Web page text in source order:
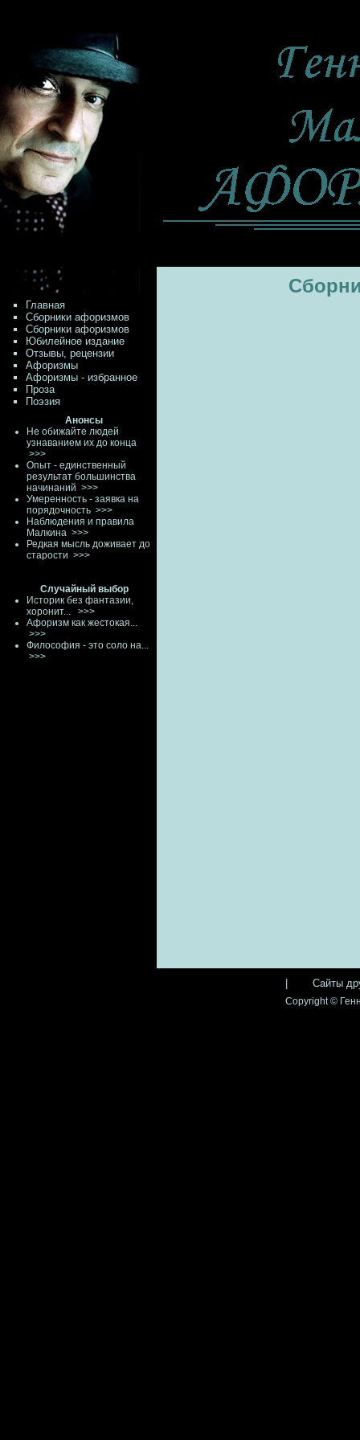
Главная
Сборники афоризмов
Сборники афоризмов
Юбилейное издание
Отзывы, рецензии
Афоризмы
Афоризмы - избранное
Проза
Поэзия
Анонсы
Не обижайте людей
узнаванием их до конца
>>>
Опыт - единственный
результат большинства
начинаний >>>
Умеренность - заявка на
порядочность >>>
Наблюдения и правила
Малкина >>>
Редкая мысль доживает до
старости >>>
Случайный выбор
Историк без фантазии,
хоронит...
>>>
Афоризм как жестокая...
>>>
Философия - это соло на...
>>>
Сайты
Copyright ©